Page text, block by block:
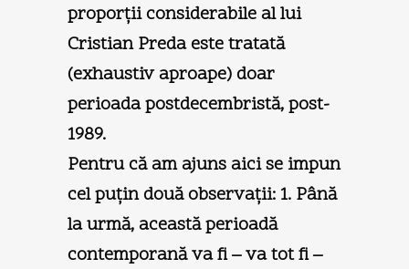
proporţii considerabile al lui
Cristian Preda este tratată
(exhaustiv aproape) doar
perioada postdecembristă, post-
1989.
Pentru că am ajuns aici se impun
cel puţin două observaţii: 1. Până
la urmă, această perioadă
contemporană va fi – va tot fi –